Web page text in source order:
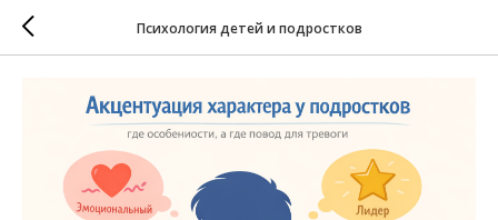
Психология детей и подростков